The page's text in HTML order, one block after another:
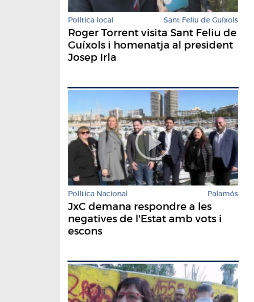
Política local Sant Feliu de Guíxols
Roger Torrent visita Sant Feliu de
Guíxols i homenatja al president
Josep Irla
Política Nacional Palamós
JxC demana respondre a les
negatives de l'Estat amb vots i
escons